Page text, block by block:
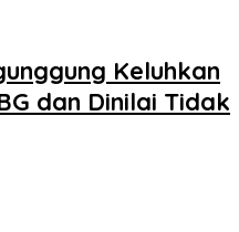
Keluhkan
dan Dinilai Tidak